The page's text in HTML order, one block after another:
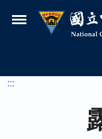
國立中央大
:::